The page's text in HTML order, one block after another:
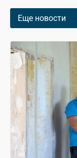
Еще новости